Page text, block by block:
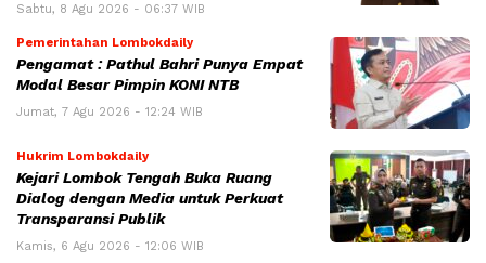
Sabtu, 8 Agu 2026 - 06:37 WIB
Pemerintahan Lombokdaily
Pengamat : Pathul Bahri Punya Empat
Modal Besar Pimpin KONI NTB
Jumat, 7 Agu 2026 - 12:24 WIB
Hukrim Lombokdaily
Kejari Lombok Tengah Buka Ruang
Dialog dengan Media untuk Perkuat
Transparansi Publik
Kamis, 6 Agu 2026 - 12:06 WIB